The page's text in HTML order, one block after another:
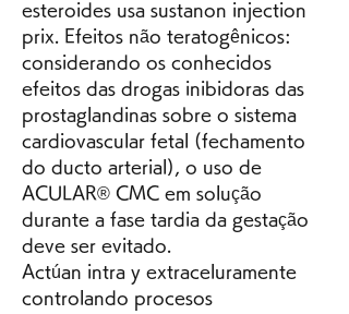
esteroides usa sustanon injection
prix. Efeitos não teratogênicos:
considerando os conhecidos
efeitos das drogas inibidoras das
prostaglandinas sobre o sistema
cardiovascular fetal (fechamento
do ducto arterial), o uso de
ACULAR® CMC em solução
durante a fase tardia da gestação
deve ser evitado.
Actúan intra y extraceluramente
controlando procesos